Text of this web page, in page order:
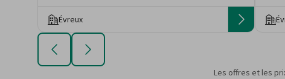
Évreux
Les offres et les